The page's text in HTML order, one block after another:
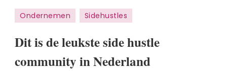
Dit
is
leukste
side
Ondernemen Sidehustles
Dit is de leukste side hustle
community in Nederland